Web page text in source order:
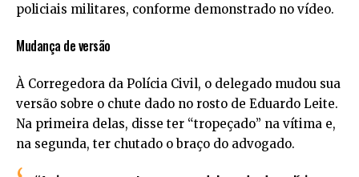
policiais militares, conforme demonstrado no vídeo.
Mudança de versão
À Corregedora da Polícia Civil, o delegado mudou sua
versão sobre o chute dado no rosto de Eduardo Leite.
Na primeira delas, disse ter “tropeçado” na vítima e,
na segunda, ter chutado o braço do advogado.